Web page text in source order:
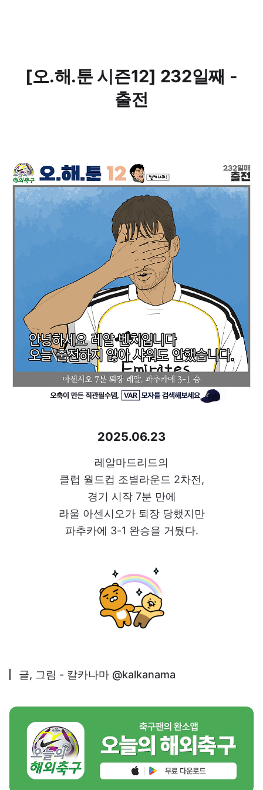
[오.해.툰 시즌12] 232일째 -
출전
2025.06.23
레알마드리드의
클럽 월드컵 조별라운드 2차전,
경기 시작 7분 만에
라울 아센시오가 퇴장 당했지만
파추카에 3-1 완승을 거뒀다.
글, 그림 - 칼카나마 @kalkanama